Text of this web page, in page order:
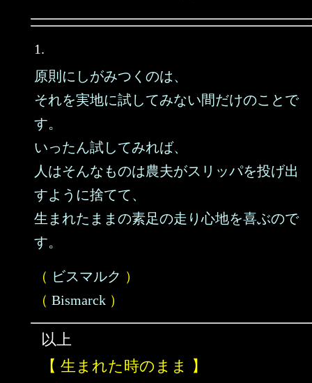
1.
原則にしがみつくのは、
それを実地に試してみない間だけのことで
す。
いったん試してみれば、
人はそんなものは農夫がスリッパを投げ出
すように捨てて、
生まれたままの素足の走り心地を喜ぶので
す。
（ ビスマルク ）
（ Bismarck ）
以上
【 生まれた時のまま 】